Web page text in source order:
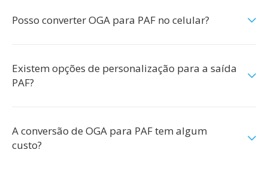
Posso converter OGA para PAF no celular?
Existem opções de personalização para a saída
PAF?
A conversão de OGA para PAF tem algum
custo?